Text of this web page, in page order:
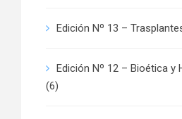
Edición Nº 13 –
Edición Nº 12 – Bioética y
(6)